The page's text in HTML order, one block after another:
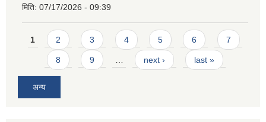
मिति: 07/17/2026 - 09:39
Pages
1 2 3 4 5 6 7
8 9 next › last »
अन्य